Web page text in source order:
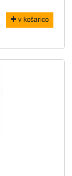
v košarico